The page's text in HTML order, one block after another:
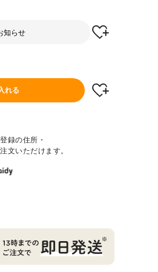
知らせ
れる
録の住所・
文いただけます。